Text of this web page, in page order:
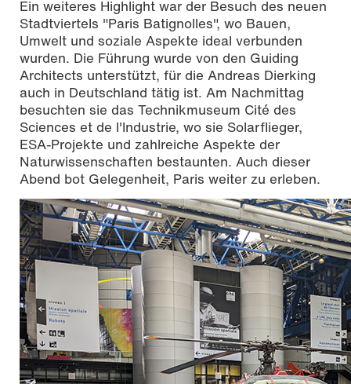
Ein weiteres Highlight war der Besuch des neuen
Stadtviertels "Paris Batignolles", wo Bauen,
Umwelt und soziale Aspekte ideal verbunden
wurden. Die Führung wurde von den Guiding
Architects unterstützt, für die Andreas Dierking
auch in Deutschland tätig ist. Am Nachmittag
besuchten sie das Technikmuseum Cité des
Sciences et de l'Industrie, wo sie Solarflieger,
ESA-Projekte und zahlreiche Aspekte der
Naturwissenschaften bestaunten. Auch dieser
Abend bot Gelegenheit, Paris weiter zu erleben.